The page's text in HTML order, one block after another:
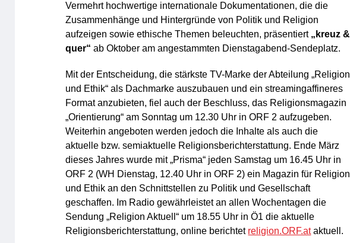
Vermehrt hochwertige internationale Dokumentationen, die die
Zusammenhänge und Hintergründe von Politik und Religion
aufzeigen sowie ethische Themen beleuchten, präsentiert„kreuz &
quer“ ab Oktober am angestammten Dienstagabend-Sendeplatz.
Mit der Entscheidung, die stärkste TV-Marke der Abteilung „Religion
und Ethik“ als Dachmarke auszubauen und ein streamingaffineres
Format anzubieten, fiel auch der Beschluss, das Religionsmagazin
„Orientierung“ am Sonntag um 12.30 Uhr in ORF 2 aufzugeben.
Weiterhin angeboten werden jedoch die Inhalte als auch die
aktuelle bzw. semiaktuelle Religionsberichterstattung. Ende März
dieses Jahres wurde mit „Prisma“ jeden Samstag um 16.45 Uhr in
ORF 2 (WH Dienstag, 12.40 Uhr in ORF 2) ein Magazin für Religion
und Ethik an den Schnittstellen zu Politik und Gesellschaft
geschaffen. Im Radio gewährleistet an allen Wochentagen die
Sendung „Religion Aktuell“ um 18.55 Uhr in Ö1 die aktuelle
Religionsberichterstattung, online berichtet religion.ORF.ataktuell.